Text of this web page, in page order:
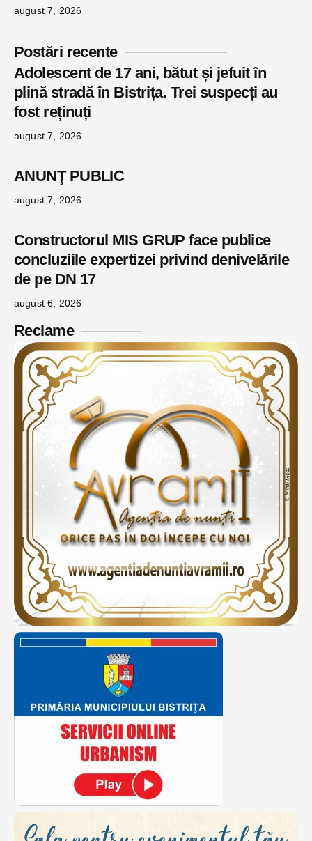
august 7, 2026
Postări recente
Adolescent de 17 ani, bătut și jefuit în
plină stradă în Bistrița. Trei suspecți au
fost reținuți
august 7, 2026
ANUNŢ PUBLIC
august 7, 2026
Constructorul MIS GRUP face publice
concluziile expertizei privind denivelările
de pe DN 17
august 6, 2026
Reclame